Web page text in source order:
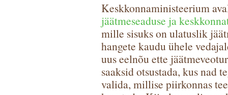
Keskkonnaministeerium
jäätmeseaduse ja
mille sisuks on ulatuslik
hangete kaudu ühele
uus eelnõu ette
saaksid otsustada, kus nad
valida, millise piirkonnas